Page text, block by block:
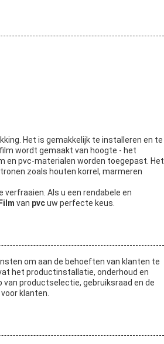
Het is gemakkelijk te installeren en te
wordt gemaakt van hoogte - het
en pvc-materialen worden toegepast. Het
zoals houten korrel, marmeren
Als u een rendabele en
van pvcuw perfecte keus.
om aan de behoeften van klanten te
het productinstallatie, onderhoud en
productselectie, gebruiksraad en de
klanten.